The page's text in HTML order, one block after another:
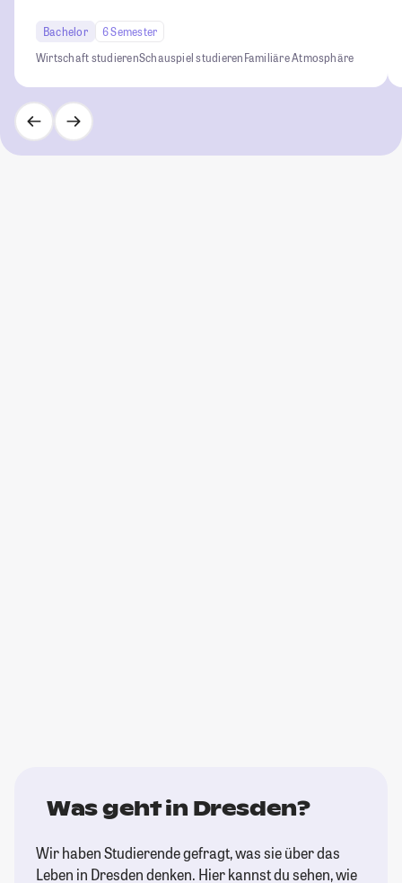
Bachelor
6 Semester
Wirtschaft studierenSchauspiel studierenFamiliäre Atmosphäre
Was geht in Dresden?
Wir haben Studierende gefragt, was sie über das
Leben in Dresden denken. Hier kannst du sehen, wie